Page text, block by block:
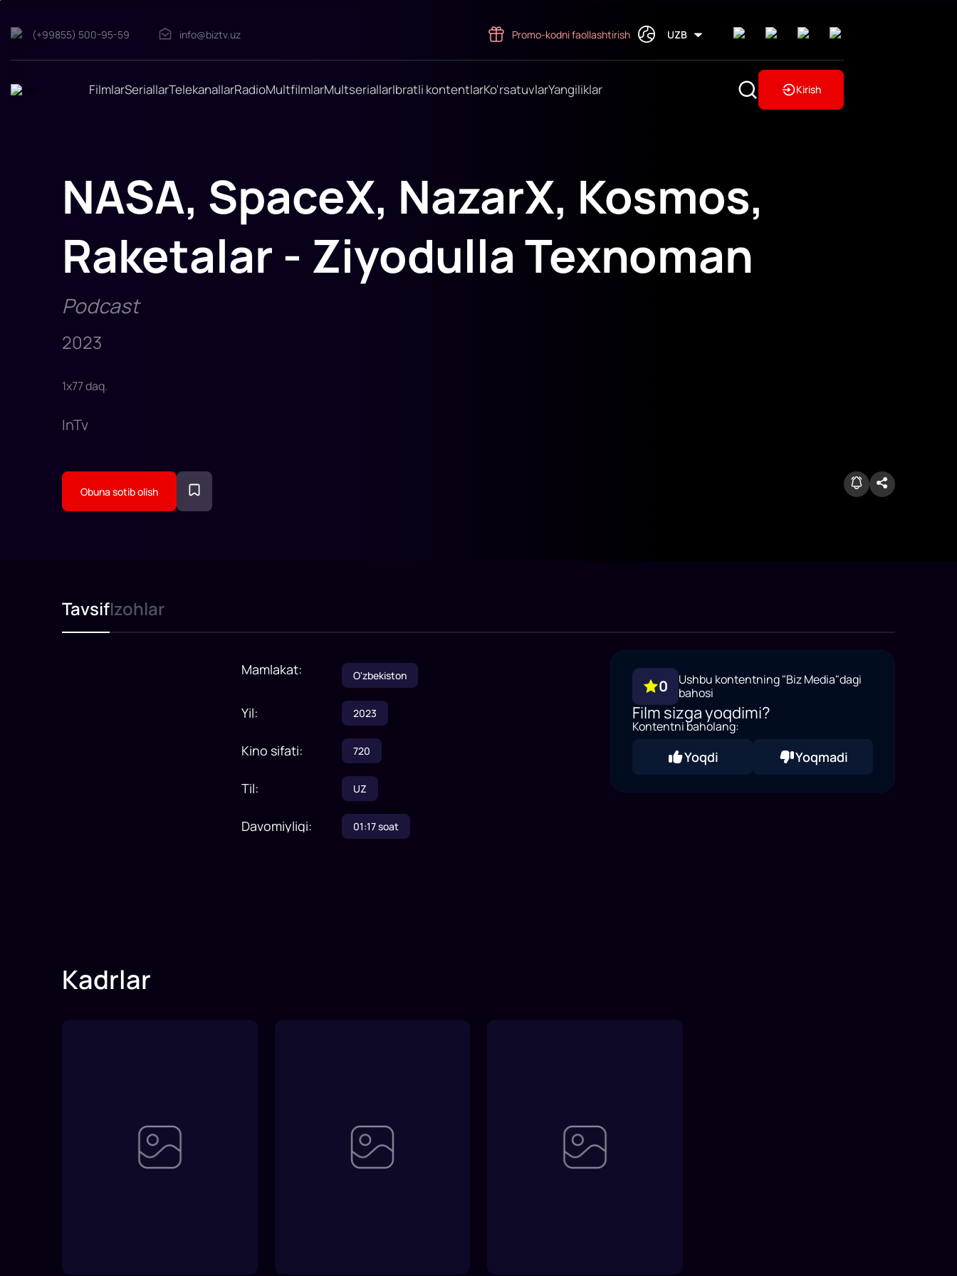
SpaceX,
(+99855) 500-95-59 info@biztv.uz Promo-kodni faollashtirish UZB
FilmlarSeriallarTelekanallarRadioMultfilmlarMultseriallarIbratli kontentlarKo'rsatuvlarYangiliklar Kirish
NASA, SpaceX, NazarX, Kosmos,
Raketalar - Ziyodulla Texnoman
Podcast
2023
1x77daq.
InTv
Obuna sotib olish
TavsifIzohlar
Mamlakat: O'zbekiston
Yil: 2023
Kino sifati: 720
Til: UZ
Davomiyligi: 01:17soat
0
Ushbu kontentning "Biz Media"dagi
bahosi
Film sizga yoqdimi?
Kontentni baholang:
Yoqdi Yoqmadi
Kadrlar